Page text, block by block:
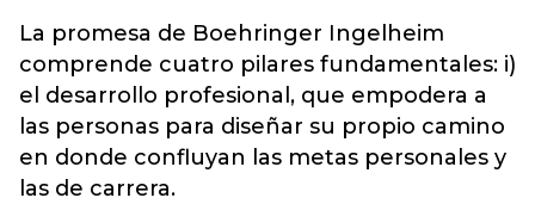
La promesa de Boehringer Ingelheim
comprende cuatro pilares fundamentales: i)
el desarrollo profesional, que empodera a
las personas para diseñar su propio camino
en donde confluyan las metas personales y
las de carrera.